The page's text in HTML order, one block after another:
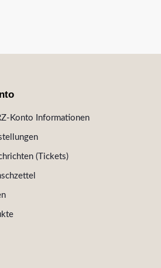
Konto Informationen
(Tickets)